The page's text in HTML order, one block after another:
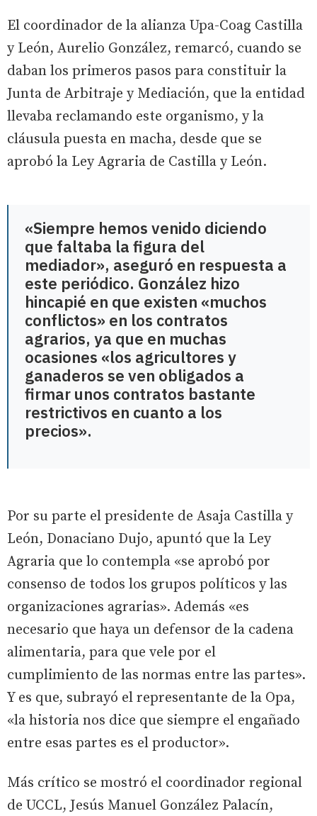
El coordinador de la alianza Upa-Coag Castilla
y León, Aurelio González, remarcó, cuando se
daban los primeros pasos para constituir la
Junta de Arbitraje y Mediación, que la entidad
llevaba reclamando este organismo, y la
cláusula puesta en macha, desde que se
aprobó la Ley Agraria de Castilla y León.
«Siempre hemos venido diciendo
que faltaba la figura del
mediador», aseguró en respuesta a
este periódico. González hizo
hincapié en que existen «muchos
conflictos» en los contratos
agrarios, ya que en muchas
ocasiones «los agricultores y
ganaderos se ven obligados a
firmar unos contratos bastante
restrictivos en cuanto a los
precios».
Por su parte el presidente de Asaja Castilla y
León, Donaciano Dujo, apuntó que la Ley
Agraria que lo contempla «se aprobó por
consenso de todos los grupos políticos y las
organizaciones agrarias». Además «es
necesario que haya un defensor de la cadena
alimentaria, para que vele por el
cumplimiento de las normas entre las partes».
Y es que, subrayó el representante de la Opa,
«la historia nos dice que siempre el engañado
entre esas partes es el productor».
Más crítico se mostró el coordinador regional
de UCCL, Jesús Manuel González Palacín,